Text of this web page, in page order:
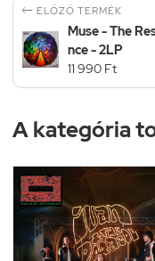
 ELŐZŐ TERMÉK
Muse - The
nce - 2LP
11 990 Ft
A kategória